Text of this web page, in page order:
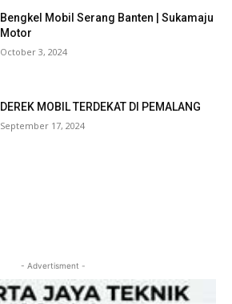
Bengkel Mobil Serang Banten | Sukamaju
Motor
October 3, 2024
DEREK MOBIL TERDEKAT DI PEMALANG
September 17, 2024
- Advertisment -